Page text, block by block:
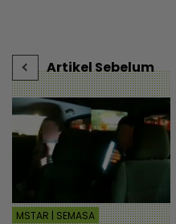
Artikel Sebelum
MSTAR | SEMASA